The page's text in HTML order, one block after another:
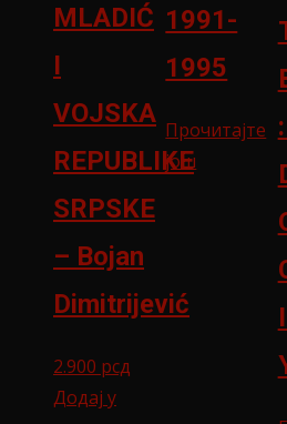
MLADIĆ
I
VOJSKA
REPUBLIKE
SRPSKE
– Bojan
Dimitrijević
2.900 рсд
Додај у
1991-
1995
Прочитајте
још